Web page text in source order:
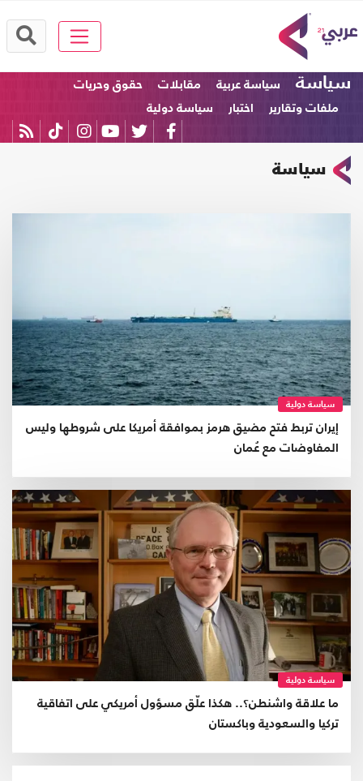
سياسة سياسة عربية مقابلات
حقوق وحريات
ملفات وتقارير
اختبار سياسة دولية
سياسة
سياسة دولية
إيران تربط فتح مضيق هرمز بموافقة أمريكا على شروطها وليس
المفاوضات مع عُمان
سياسة دولية
ما علاقة واشنطن؟.. هكذا علّق مسؤول أمريكي على اتفاقية
تركيا والسعودية وباكستان